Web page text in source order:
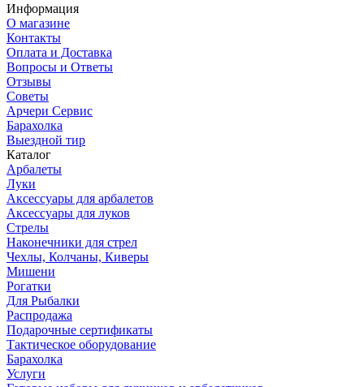
Информация
О магазине
Контакты
Оплата и Доставка
Вопросы и Ответы
Отзывы
Советы
Арчери Сервис
Барахолка
Выездной тир
Каталог
Арбалеты
Луки
Аксессуары для арбалетов
Аксессуары для луков
Стрелы
Наконечники для стрел
Чехлы, Колчаны, Киверы
Мишени
Рогатки
Для Рыбалки
Распродажа
Подарочные сертификаты
Тактическое оборудование
Барахолка
Услуги